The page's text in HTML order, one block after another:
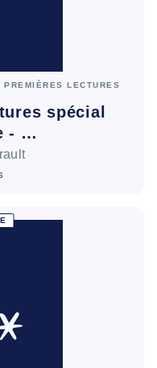
LECTURES
spécial
- …